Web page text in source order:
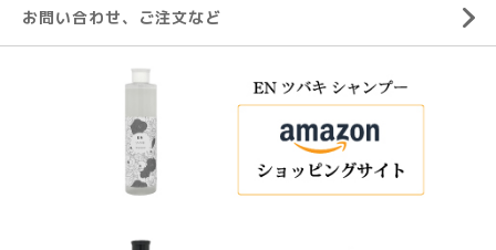
お問い合わせ、ご注文など